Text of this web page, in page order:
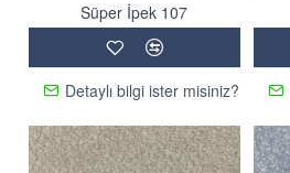
Süper İpek 107
Detaylı bilgi ister misiniz?